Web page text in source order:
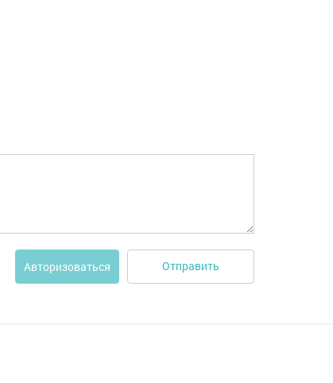
Авторизоваться Отправить